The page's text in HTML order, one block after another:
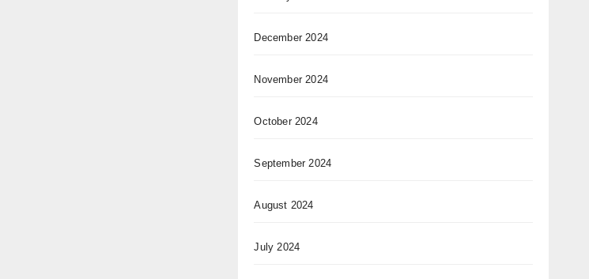
December 2024
November 2024
October 2024
September 2024
August 2024
July 2024